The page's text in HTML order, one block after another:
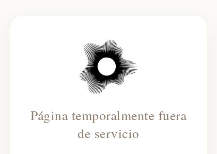
Página temporalmente fuera
de servicio